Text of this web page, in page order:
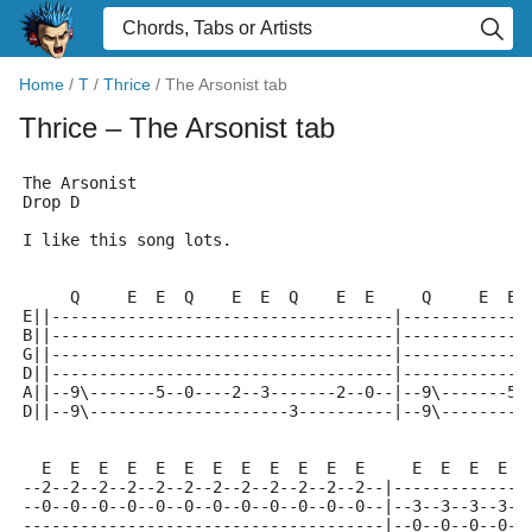
Home / T / Thrice / The Arsonist tab
Thrice – The Arsonist tab
The Arsonist
Drop D
I like this song lots.
Q     E  E  Q    E  E  Q    E  E     Q     E
E||------------------------------------
B||------------------------------------
G||------------------------------------
D||------------------------------------
A||--9\-------5--0----2--3-------2--0--|--9\-------
D||--9\---------------------3----------|--
E  E  E  E  E  E  E  E  E  E  E  E     E  E  E
--2--2--2--2--2--2--2--2--2--2--2--2--
--0--0--0--0--0--0--0--0--0--0--0--0--|--3--3--3--
--------------------------------------|--0--0--0--0--